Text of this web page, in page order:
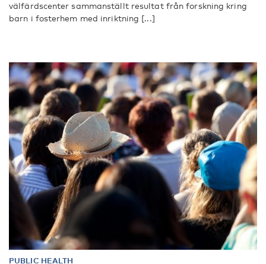
välfärdscenter sammanställt resultat från forskning kring
barn i fosterhem med inriktning [...]
PUBLIC HEALTH